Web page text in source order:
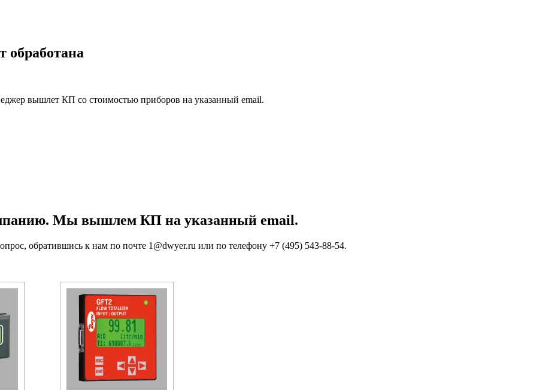
обработана
вышлет КП со стоимостью приборов на указанный email.
Мы вышлем КП на указанный email.
обратившись к нам по почте 1@dwyer.ru или по телефону +7 (495) 543-88-54.